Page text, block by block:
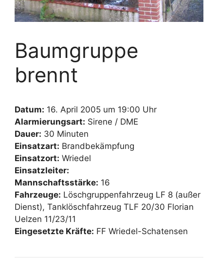
Baumgruppe
brennt
Datum: 16. April 2005 um 19:00 Uhr
Alarmierungsart: Sirene / DME
Dauer: 30 Minuten
Einsatzart: Brandbekämpfung
Einsatzort: Wriedel
Einsatzleiter:
Mannschaftsstärke: 16
Fahrzeuge: Löschgruppenfahrzeug LF 8 (außer
Dienst), Tanklöschfahrzeug TLF 20/30 Florian
Uelzen 11/23/11
Eingesetzte Kräfte: FF Wriedel-Schatensen